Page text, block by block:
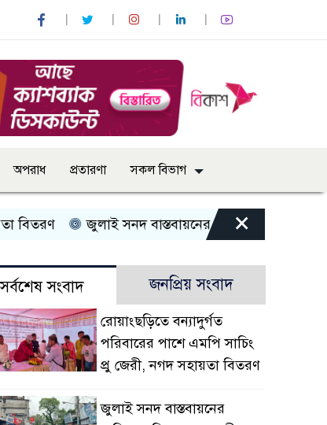
অপরাধ প্রতারণা সকল বিভাগ
জুলাই সনদ বাস্তবায়নের দাবিতে কুড়িগ্রামে ১১ দলীয়
×
সর্বশেষ সংবাদ জনপ্রিয় সংবাদ
রোয়াংছড়িতে বন্যাদুর্গত
পরিবারের পাশে এমপি সাচিং
প্রু জেরী, নগদ সহায়তা বিতরণ
জুলাই সনদ বাস্তবায়নের